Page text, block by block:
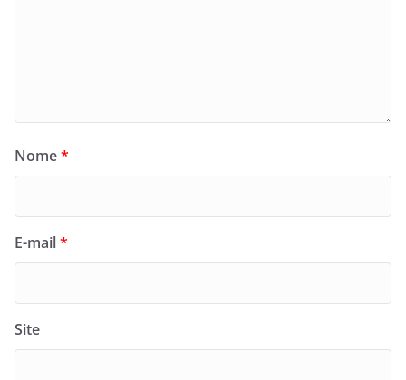
Nome*
E-mail*
Site